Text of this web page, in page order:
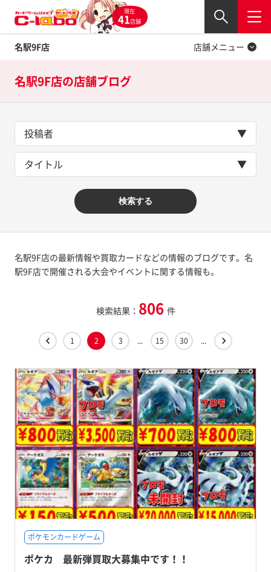
現在
41店舗
名駅9F店
閉じる
店舗メニュー
Twitter
名駅9F店の店舗ブログ
投稿者
タイトル
検索する
名駅9F店の最新情報や買取カードなどの情報のブログです。名
駅9F店で開催される大会やイベントに関する情報も。
検索結果： 806 件
1 2 3 ... 15 30 ...
ポケモンカードゲーム
ポケカ 最新弾買取大募集中です！！